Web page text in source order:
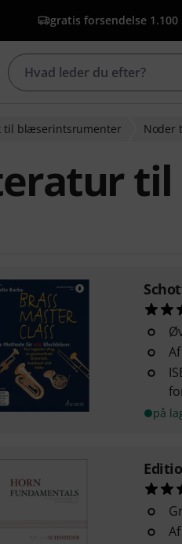
gratis forsendelse 1.100
til blæserintsrumenter Noder
på